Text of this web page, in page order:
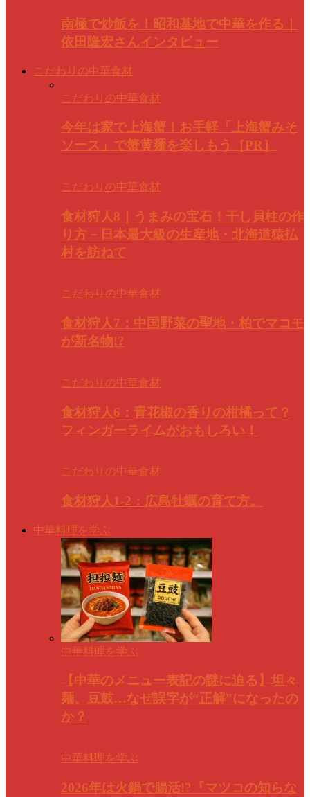
南極で炒飯を！昭和基地で中華を作る｜
依田隆宏さんインタビュー
こだわりの中華食材
こだわりの中華食材
今年は家で上海蟹！お手軽「上海蟹みそ
ソース」で蟹黄麺を楽しもう［PR］
こだわりの中華食材
食材狩人8｜うまみの宝石！干し貝柱の作
り方－日本最大級の生産地・北海道猿払
村を訪ねて
こだわりの中華食材
食材狩人7：中国野菜の聖地・柏でマコモ
が新名物!?
こだわりの中華食材
食材狩人6：青花椒の香りの柑橘って？
フィンガーライムがおもしろい！
こだわりの中華食材
食材狩人1-2：広島牡蠣の育て方。
中華料理を学ぶ
中華料理を学ぶ
【中華のメニュー表記の謎に迫る】坦々
麺、豆鼓…なぜ誤字が“正解”になったの
か？
中華料理を学ぶ
2026年は火鍋で腸活!?『マツコの知らな